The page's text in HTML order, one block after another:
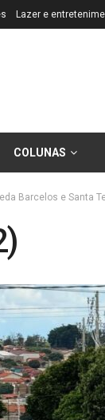
Lazer e
COLUNAS
Barcelos e Santa